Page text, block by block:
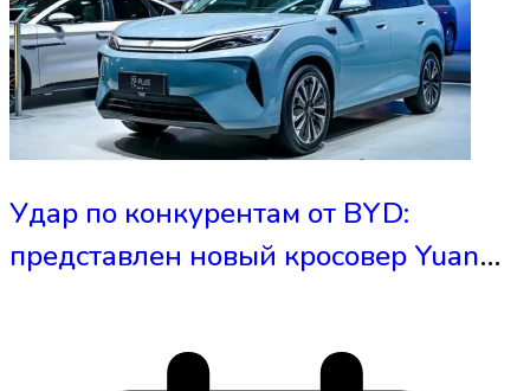
Удар по конкурентам от BYD:
представлен новый кросовер Yuan